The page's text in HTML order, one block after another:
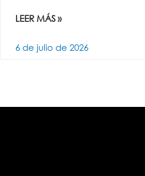
LEER MÁS »
6 de julio de 2026